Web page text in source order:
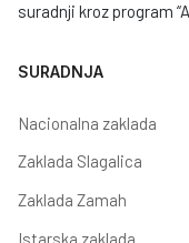
suradnji kroz program
SURADNJA
Nacionalna zaklada
Zaklada Slagalica
Zaklada Zamah
Istarska zaklada